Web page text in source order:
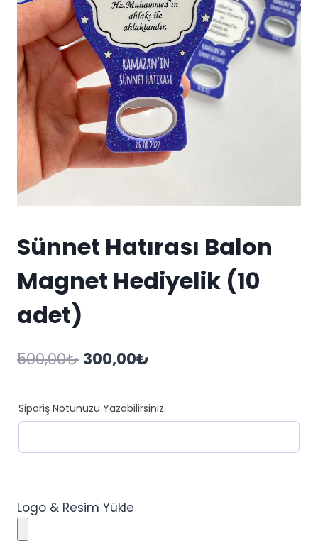
Sünnet Hatırası Balon
Magnet Hediyelik (10
adet)
500,00₺ Orijinal
500,00₺.
300,00₺
fiyat:
Sipariş Notunuzu Yazabilirsiniz.
Logo & Resim Yükle